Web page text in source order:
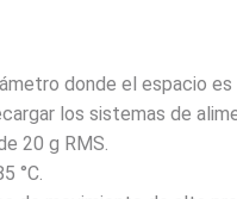
donde el espacio es
los sistemas de
20 g RMS.
°C.